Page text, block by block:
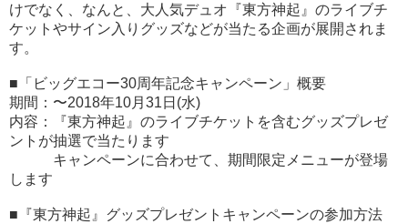
けでなく、なんと、大人気デュオ『東方神起』のライブチ
ケットやサイン入りグッズなどが当たる企画が展開されま
す。
■「ビッグエコー30周年記念キャンペーン」概要
期間：〜2018年10月31日(水)
内容：『東方神起』のライブチケットを含むグッズプレゼ
ントが抽選で当たります
キャンペーンに合わせて、期間限定メニューが登場
します
■『東方神起』グッズプレゼントキャンペーンの参加方法